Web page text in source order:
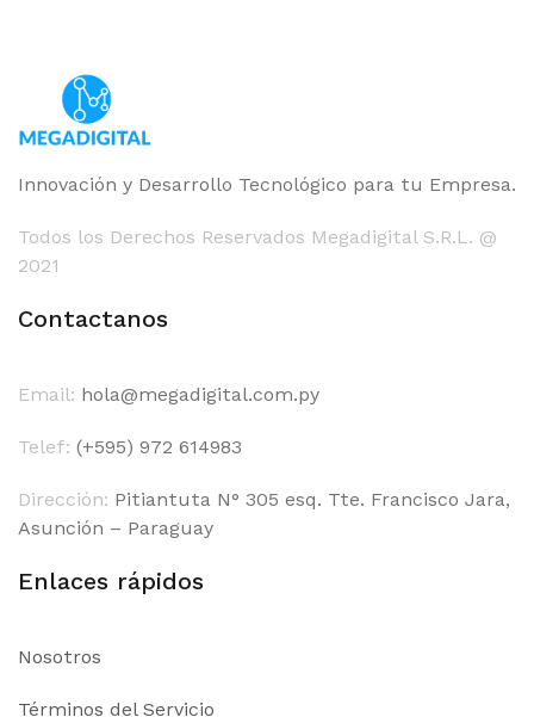
Innovación y Desarrollo Tecnológico para tu Empresa.
Todos los Derechos Reservados Megadigital S.R.L. @
2021
Contactanos
Email: hola@megadigital.com.py
Telef: (+595) 972 614983
Dirección: Pitiantuta N° 305 esq. Tte. Francisco Jara,
Asunción – Paraguay
Enlaces rápidos
Nosotros
Términos del Servicio